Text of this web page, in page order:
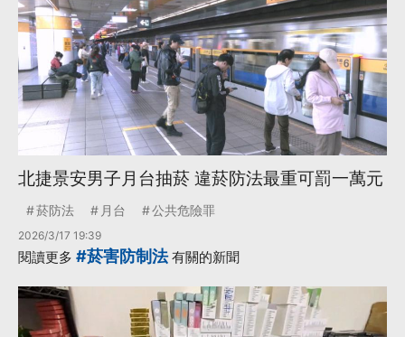
北捷景安男子月台抽菸 違菸防法最重可罰一萬元
菸防法 月台 公共危險罪
2026/3/17 19:39
閱讀更多 #菸害防制法有關的新聞